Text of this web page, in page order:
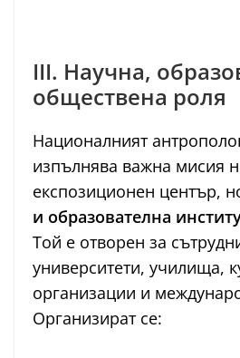
III. Научна,
обществена роля
Националният
изпълнява важна мисия
експозиционен център,
и образователна
Той е отворен за
университети, училища,
организации и
Организират се: